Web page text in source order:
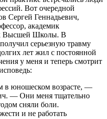
Вот очередной
Сергей Геннадьевич,
академик
Высшей Школы. В
серьезную травму
лет жил с постоянной
у меня и теперь смотрит
в юношеском возрасте, —
— Они меня тщательно
сняли боли.
и не работать